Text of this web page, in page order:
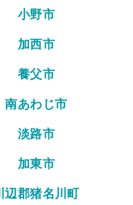
小野市
加西市
養父市
南あわじ市
淡路市
加東市
辺郡猪名川町